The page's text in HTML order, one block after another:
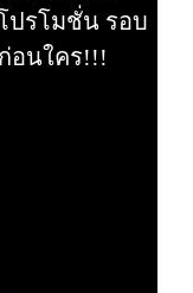
ปรโมชั่น รอบ
อนใคร!!!